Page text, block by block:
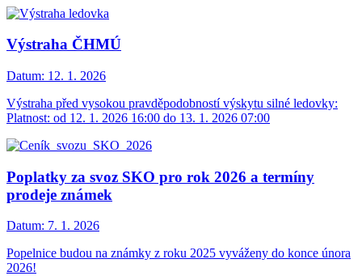
Výstraha ČHMÚ
Datum: 12. 1. 2026
Výstraha před vysokou pravděpodobností výskytu silné ledovky:
Platnost: od 12. 1. 2026 16:00 do 13. 1. 2026 07:00
Poplatky za svoz SKO pro rok 2026 a termíny
prodeje známek
Datum: 7. 1. 2026
Popelnice budou na známky z roku 2025 vyváženy do konce února
2026!